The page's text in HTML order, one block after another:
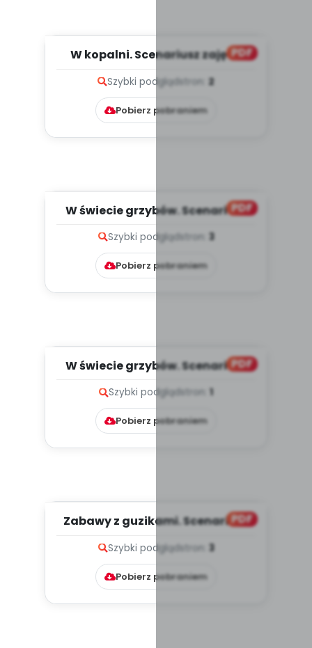
PDF
W kopalni. Scenariusz zajęć z
Szybki podglądstron: 2
Pobierz pobraniem
PDF
W świecie grzybów. Scenariusz
Szybki podglądstron: 3
Pobierz pobraniem
PDF
W świecie grzybów. Scenariusz
Szybki podgląd stron: 1
Pobierz pobraniem
PDF
Zabawy z guzikami. Scenariusz
Szybki podglądstron: 3
Pobierz pobraniem